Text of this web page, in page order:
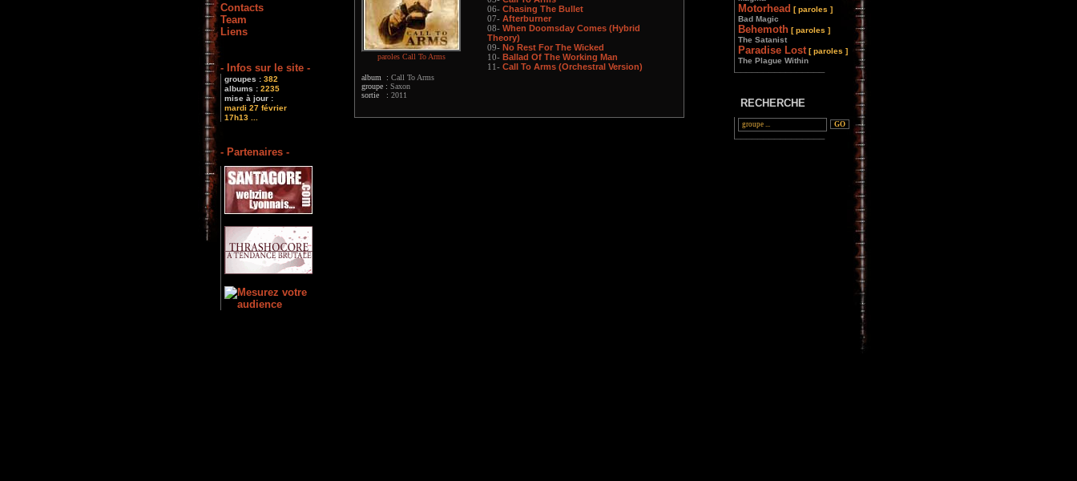
Contacts
Team
Liens
- Infos sur le site -
groupes : 382
albums : 2235
mise à jour :
mardi 27 février
17h13 ...
- Partenaires -
paroles Call To Arms
album : Call To Arms
groupe : Saxon
sortie : 2011
06- Chasing The Bullet
07- Afterburner
08- When Doomsday Comes (Hybrid
Theory)
09- No Rest For The Wicked
10- Ballad Of The Working Man
11- Call To Arms (Orchestral Version)
Motorhead [ paroles ]
Bad Magic
Behemoth [ paroles ]
The Satanist
Paradise Lost [ paroles ]
The Plague Within
________________
RECHERCHE
________________